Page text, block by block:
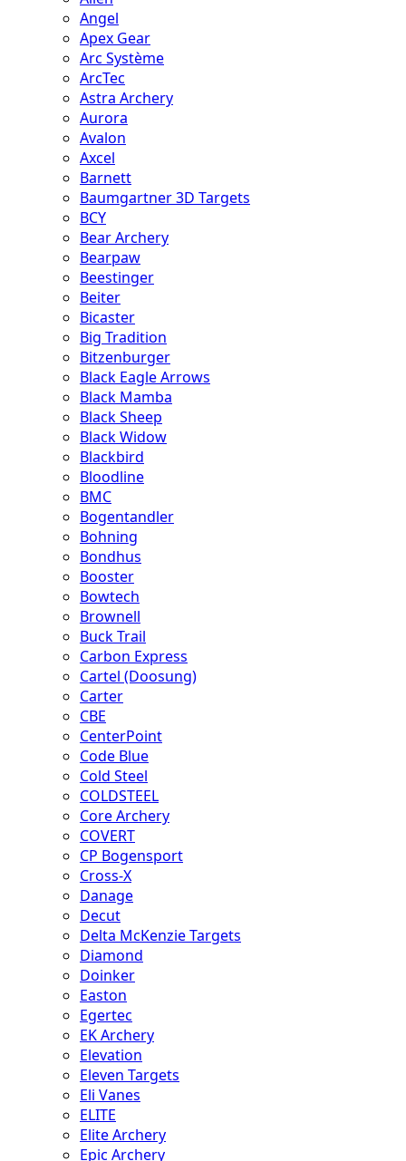
Angel
Apex Gear
Arc Système
ArcTec
Astra Archery
Aurora
Avalon
Axcel
Barnett
Baumgartner 3D Targets
BCY
Bear Archery
Bearpaw
Beestinger
Beiter
Bicaster
Big Tradition
Bitzenburger
Black Eagle Arrows
Black Mamba
Black Sheep
Black Widow
Blackbird
Bloodline
BMC
Bogentandler
Bohning
Bondhus
Booster
Bowtech
Brownell
Buck Trail
Carbon Express
Cartel (Doosung)
Carter
CBE
CenterPoint
Code Blue
Cold Steel
COLDSTEEL
Core Archery
COVERT
CP Bogensport
Cross-X
Danage
Decut
Delta McKenzie Targets
Diamond
Doinker
Easton
Egertec
EK Archery
Elevation
Eleven Targets
Eli Vanes
ELITE
Elite Archery
Epic Archery